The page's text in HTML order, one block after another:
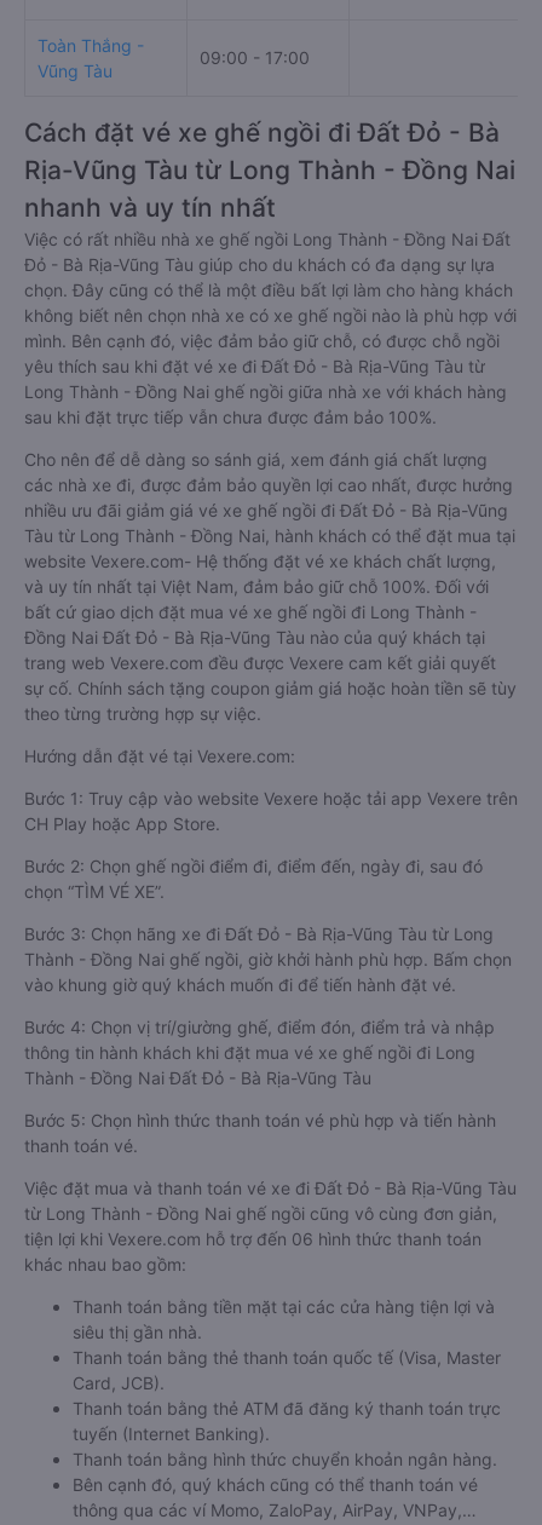
Toàn Thắng -
Vũng Tàu
09:00 - 17:00
Cách đặt vé xe ghế ngồi đi Đất Đỏ - Bà
Rịa-Vũng Tàu từ Long Thành - Đồng Nai
nhanh và uy tín nhất
Việc có rất nhiều nhà xe ghế ngồi Long Thành - Đồng Nai Đất
Đỏ - Bà Rịa-Vũng Tàu giúp cho du khách có đa dạng sự lựa
chọn. Đây cũng có thể là một điều bất lợi làm cho hàng khách
không biết nên chọn nhà xe có xe ghế ngồi nào là phù hợp với
mình. Bên cạnh đó, việc đảm bảo giữ chỗ, có được chỗ ngồi
yêu thích sau khi đặt vé xe đi Đất Đỏ - Bà Rịa-Vũng Tàu từ
Long Thành - Đồng Nai ghế ngồi giữa nhà xe với khách hàng
sau khi đặt trực tiếp vẫn chưa được đảm bảo 100%.
Cho nên để dễ dàng so sánh giá, xem đánh giá chất lượng
các nhà xe đi, được đảm bảo quyền lợi cao nhất, được hưởng
nhiều ưu đãi giảm giá vé xe ghế ngồi đi Đất Đỏ - Bà Rịa-Vũng
Tàu từ Long Thành - Đồng Nai, hành khách có thể đặt mua tại
website Vexere.com- Hệ thống đặt vé xe khách chất lượng,
và uy tín nhất tại Việt Nam, đảm bảo giữ chỗ 100%. Đối với
bất cứ giao dịch đặt mua vé xe ghế ngồi đi Long Thành -
Đồng Nai Đất Đỏ - Bà Rịa-Vũng Tàu nào của quý khách tại
trang web Vexere.com đều được Vexere cam kết giải quyết
sự cố. Chính sách tặng coupon giảm giá hoặc hoàn tiền sẽ tùy
theo từng trường hợp sự việc.
Hướng dẫn đặt vé tại Vexere.com:
Bước 1: Truy cập vào website Vexere hoặc tải app Vexere trên
CH Play hoặc App Store.
Bước 2: Chọn ghế ngồi điểm đi, điểm đến, ngày đi, sau đó
chọn “TÌM VÉ XE”.
Bước 3: Chọn hãng xe đi Đất Đỏ - Bà Rịa-Vũng Tàu từ Long
Thành - Đồng Nai ghế ngồi, giờ khởi hành phù hợp. Bấm chọn
vào khung giờ quý khách muốn đi để tiến hành đặt vé.
Bước 4: Chọn vị trí/giường ghế, điểm đón, điểm trả và nhập
thông tin hành khách khi đặt mua vé xe ghế ngồi đi Long
Thành - Đồng Nai Đất Đỏ - Bà Rịa-Vũng Tàu
Bước 5: Chọn hình thức thanh toán vé phù hợp và tiến hành
thanh toán vé.
Việc đặt mua và thanh toán vé xe đi Đất Đỏ - Bà Rịa-Vũng Tàu
từ Long Thành - Đồng Nai ghế ngồi cũng vô cùng đơn giản,
tiện lợi khi Vexere.com hỗ trợ đến 06 hình thức thanh toán
khác nhau bao gồm:
Thanh toán bằng tiền mặt tại các cửa hàng tiện lợi và
siêu thị gần nhà.
Thanh toán bằng thẻ thanh toán quốc tế (Visa, Master
Card, JCB).
Thanh toán bằng thẻ ATM đã đăng ký thanh toán trực
tuyến (Internet Banking).
Thanh toán bằng hình thức chuyển khoản ngân hàng.
Bên cạnh đó, quý khách cũng có thể thanh toán vé
thông qua các ví Momo, ZaloPay, AirPay, VNPay,…